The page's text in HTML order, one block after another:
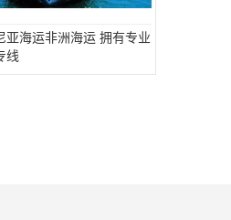
亚海运非洲海运 拥有专业
线